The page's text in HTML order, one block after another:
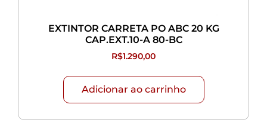
EXTINTOR CARRETA PO ABC 20 KG
CAP.EXT.10-A 80-BC
R$1.290,00
Adicionar ao carrinho